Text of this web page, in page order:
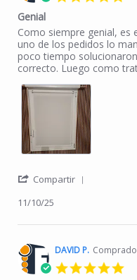
Genial
Review by Pedro C. on
review stating Genial
Como siempre genial, es
uno de los pedidos lo
poco tiempo
correcto. Luego como
Compartir
11/10/25
DAVID P.